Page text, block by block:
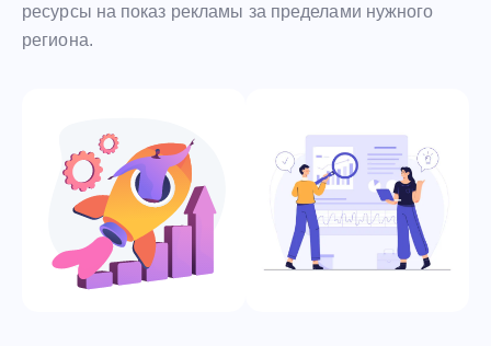
ресурсы на показ рекламы за пределами нужного
региона.